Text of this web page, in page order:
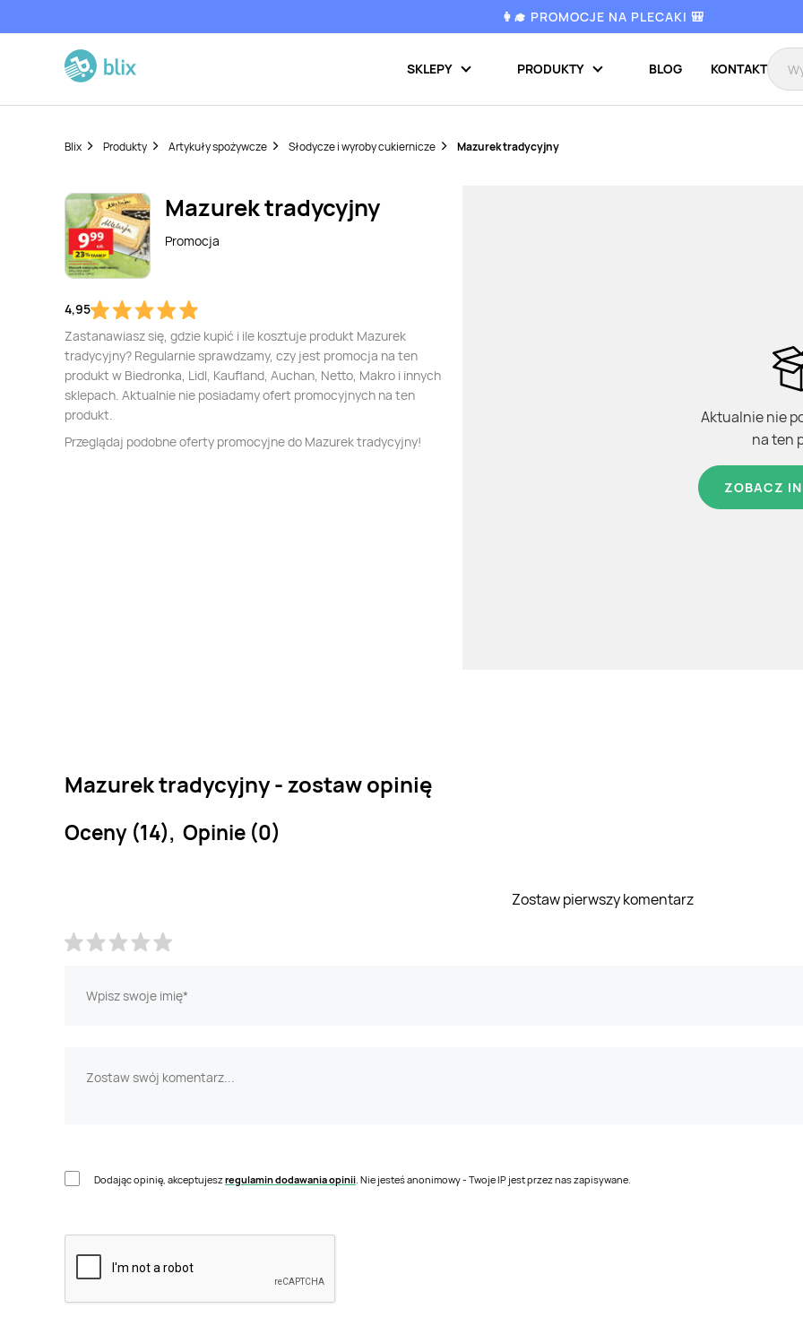
👩‍🎓 PROMOCJE NA PLECAKI 🎒
SKLEPY PRODUKTY BLOG KONTAKT
Blix Produkty Artykuły spożywcze Słodycze i wyroby cukiernicze Mazurek tradycyjny
Mazurek tradycyjny
Promocja
4,95
Zastanawiasz się, gdzie kupić i ile kosztuje produkt Mazurek
tradycyjny? Regularnie sprawdzamy, czy jest promocja na ten
produkt w Biedronka, Lidl, Kaufland, Auchan, Netto, Makro i innych
sklepach. Aktualnie nie posiadamy ofert promocyjnych na ten
produkt.
Przeglądaj podobne oferty promocyjne do Mazurek tradycyjny!
Aktualnie nie
na ten
ZOBACZ
Mazurek tradycyjny - zostaw opinię
Oceny (14), Opinie (0)
Zostaw pierwszy komentarz
Dodając opinię, akceptujeszregulamin dodawania opinii . Nie jesteś anonimowy - Twoje IP jest przez nas zapisywane.